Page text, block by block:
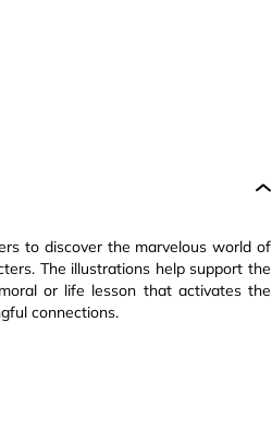
to discover the marvelous world of
The illustrations help support the
or life lesson that activates the
connections.